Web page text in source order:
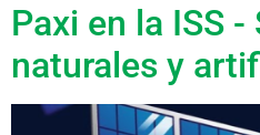
Paxi en la ISS
naturales y